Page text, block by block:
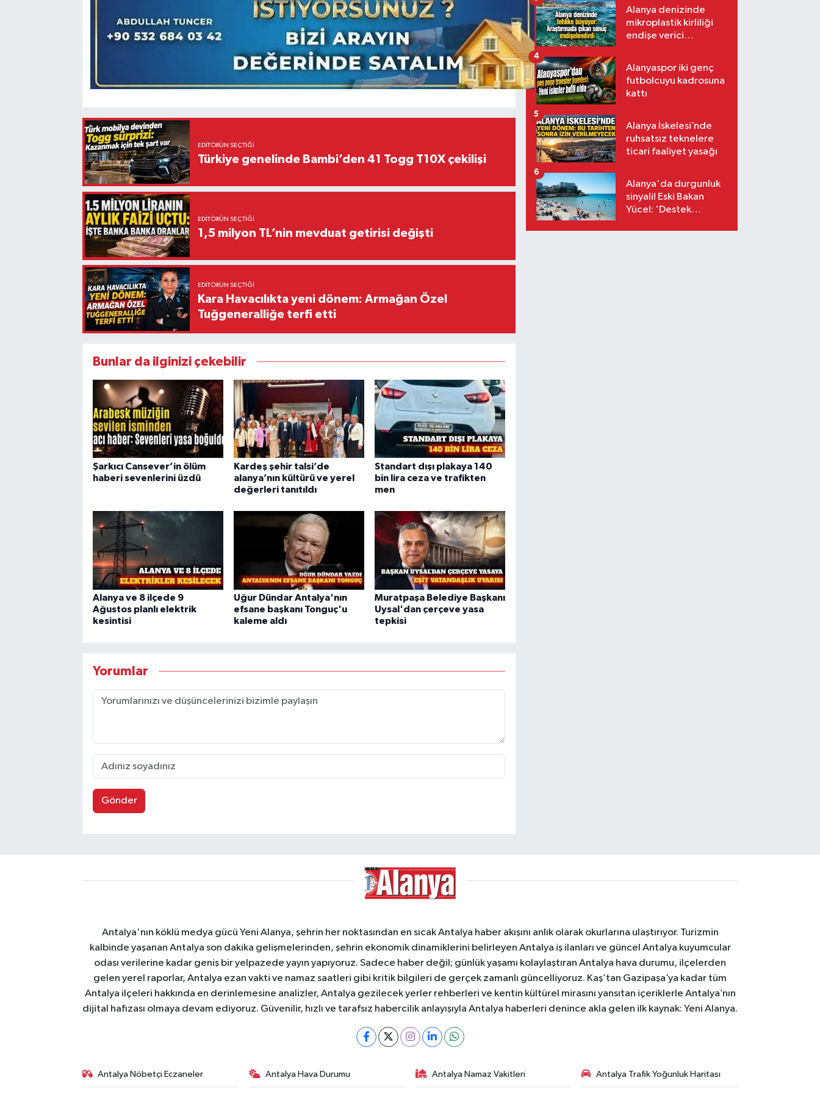
EDITÖRÜN SEÇTIĞI
Türkiye genelinde Bambi’den 41 Togg T10X çekilişi
EDITÖRÜN SEÇTIĞI
1,5 milyon TL’nin mevduat getirisi değişti
EDITÖRÜN SEÇTIĞI
Kara Havacılıkta yeni dönem: Armağan Özel
Tuğgeneralliğe terfi etti
Bunlar da ilginizi çekebilir
Şarkıcı Cansever’in ölüm
haberi sevenlerini üzdü
Kardeş şehir talsi’de
alanya’nın kültürü ve yerel
değerleri tanıtıldı
Standart dışı plakaya 140
bin lira ceza ve trafikten
men
Alanya ve 8 ilçede 9
Ağustos planlı elektrik
kesintisi
Uğur Dündar Antalya'nın
efsane başkanı Tonguç'u
kaleme aldı
Muratpaşa Belediye Başkanı
Uysal'dan çerçeve yasa
tepkisi
Yorumlar
Gönder
Alanya denizinde
mikroplastik kirliliği
endişe verici
Alanyaspor iki genç
futbolcuyu kadrosuna
kattı
4
Alanya İskelesi’nde
ruhsatsız teknelere
ticari faaliyet yasağı
5
Alanya'da durgunluk
sinyali! Eski Bakan
Yücel: 'Destek
6
Antalya'nın köklü medya gücü Yeni Alanya, şehrin her noktasından en sıcak Antalya haber akışını anlık olarak okurlarına ulaştırıyor. Turizmin
kalbinde yaşanan Antalya son dakika gelişmelerinden, şehrin ekonomik dinamiklerini belirleyen Antalya iş ilanları ve güncel Antalya kuyumcular
odası verilerine kadar geniş bir yelpazede yayın yapıyoruz. Sadece haber değil; günlük yaşamı kolaylaştıran Antalya hava durumu, ilçelerden
gelen yerel raporlar, Antalya ezan vakti ve namaz saatleri gibi kritik bilgileri de gerçek zamanlı güncelliyoruz. Kaş’tan Gazipaşa’ya kadar tüm
Antalya ilçeleri hakkında en derinlemesine analizler, Antalya gezilecek yerler rehberleri ve kentin kültürel mirasını yansıtan içeriklerle Antalya’nın
dijital hafızası olmaya devam ediyoruz. Güvenilir, hızlı ve tarafsız habercilik anlayışıyla Antalya haberleri denince akla gelen ilk kaynak: Yeni Alanya.
Antalya Nöbetçi Eczaneler Antalya Hava Durumu Antalya Namaz Vakitleri Antalya Trafik Yoğunluk Haritası